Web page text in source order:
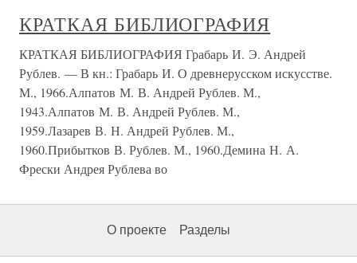
КРАТКАЯ БИБЛИОГРАФИЯ
КРАТКАЯ БИБЛИОГРАФИЯ Грабарь И. Э. Андрей
Рублев. — В кн.: Грабарь И. О древнерусском искусстве.
М., 1966.Алпатов М. В. Андрей Рублев. М.,
1943.Алпатов М. В. Андрей Рублев. М.,
1959.Лазарев В. Н. Андрей Рублев. М.,
1960.Прибытков В. Рублев. М., 1960.Демина Н. А.
Фрески Андрея Рублева во
О проекте Разделы